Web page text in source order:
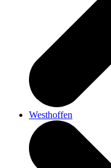
Westhoffen